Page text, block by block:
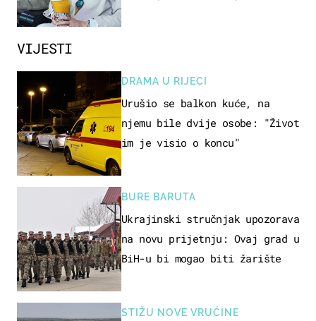
VIJESTI
DRAMA U RIJECI
Urušio se balkon kuće, na
njemu bile dvije osobe: "Život
im je visio o koncu"
BURE BARUTA
Ukrajinski stručnjak upozorava
na novu prijetnju: Ovaj grad u
BiH-u bi mogao biti žarište
STIŽU NOVE VRUĆINE